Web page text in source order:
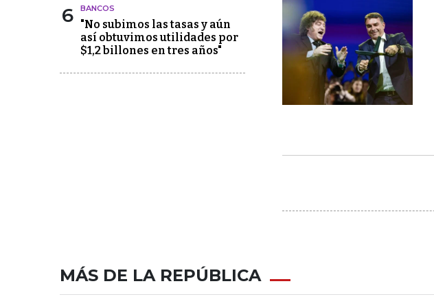
6 BANCOS
"No subimos las tasas y aún
así obtuvimos utilidades por
$1,2 billones en tres años"
MÁS DE LA REPÚBLICA